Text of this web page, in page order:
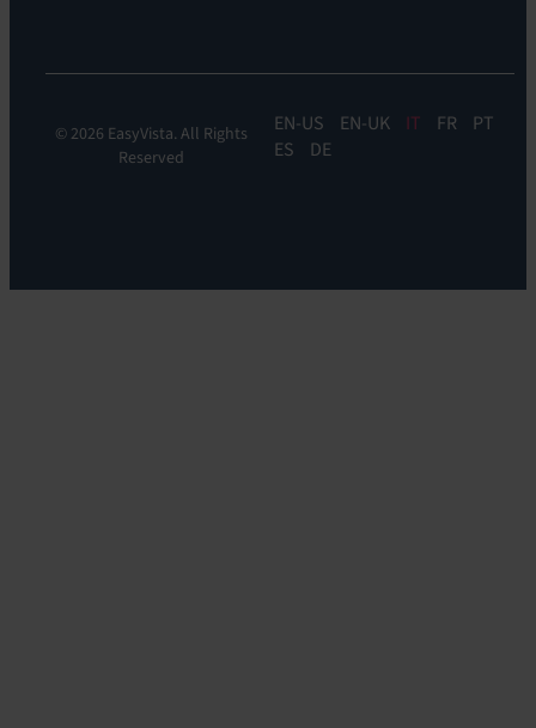
© 2026 EasyVista. All Rights
Reserved
EN EN-UK IT FR
PT
ES
DE